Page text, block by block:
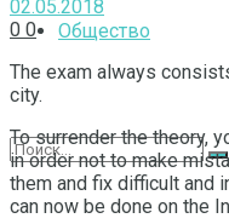
Общество
02.05.2018
0 0
The exam always
city.
To surrender the theory,
in order not to make
them and fix difficult and
can now be done on the